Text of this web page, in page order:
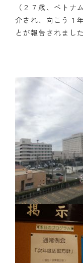
（２７歳、ベトナ
介され、向こう１
とが報告されました